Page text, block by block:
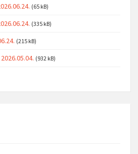
(65 kB)
(335 kB)
(215 kB)
(932 kB)